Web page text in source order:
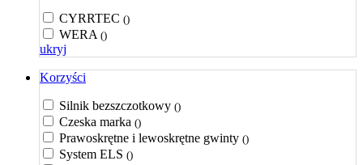
CYRRTEC ()
WERA ()
ukryj
Korzyści
Silnik bezszczotkowy ()
Czeska marka ()
Prawoskrętne i lewoskrętne gwinty ()
System ELS ()